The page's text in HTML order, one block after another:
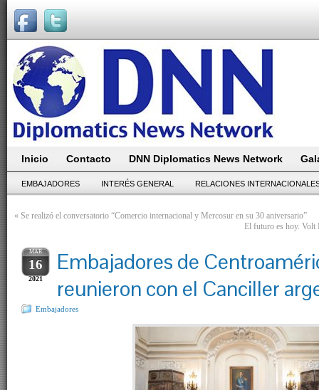
Inicio Contacto DNN Diplomatics News Network
EMBAJADORES INTERÉS GENERAL RELACIONES
« Se realizó el conversatorio “Comercio internacional y Mercosur en su 30 aniversario”
El futuro es hoy. Volt
MAR
16
2021
Embajadores de
reunieron con el Canciller
Embajadores